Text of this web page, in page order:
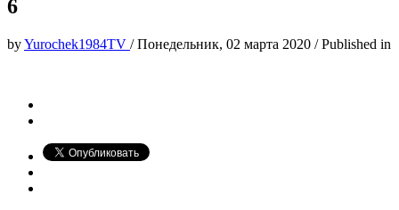
6
byYurochek1984TV /Понедельник, 02 марта 2020 /Published in